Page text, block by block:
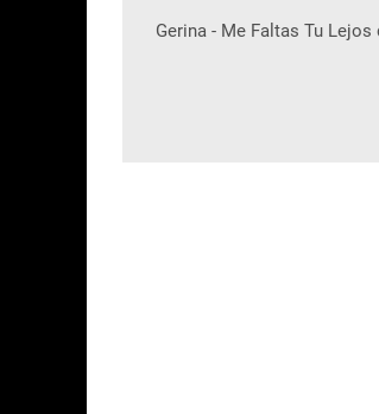
Gerina - Me Faltas Tu